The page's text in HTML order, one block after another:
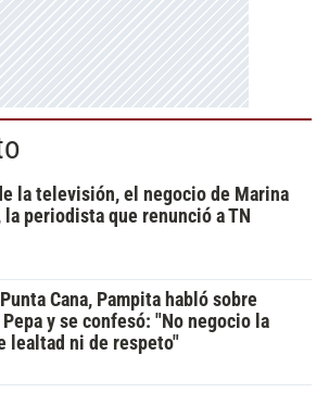
la televisión, el negocio de Marina
la periodista que renunció a TN
Cana, Pampita habló sobre
y se confesó: "No negocio la
lealtad ni de respeto"